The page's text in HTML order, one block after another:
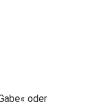
oder